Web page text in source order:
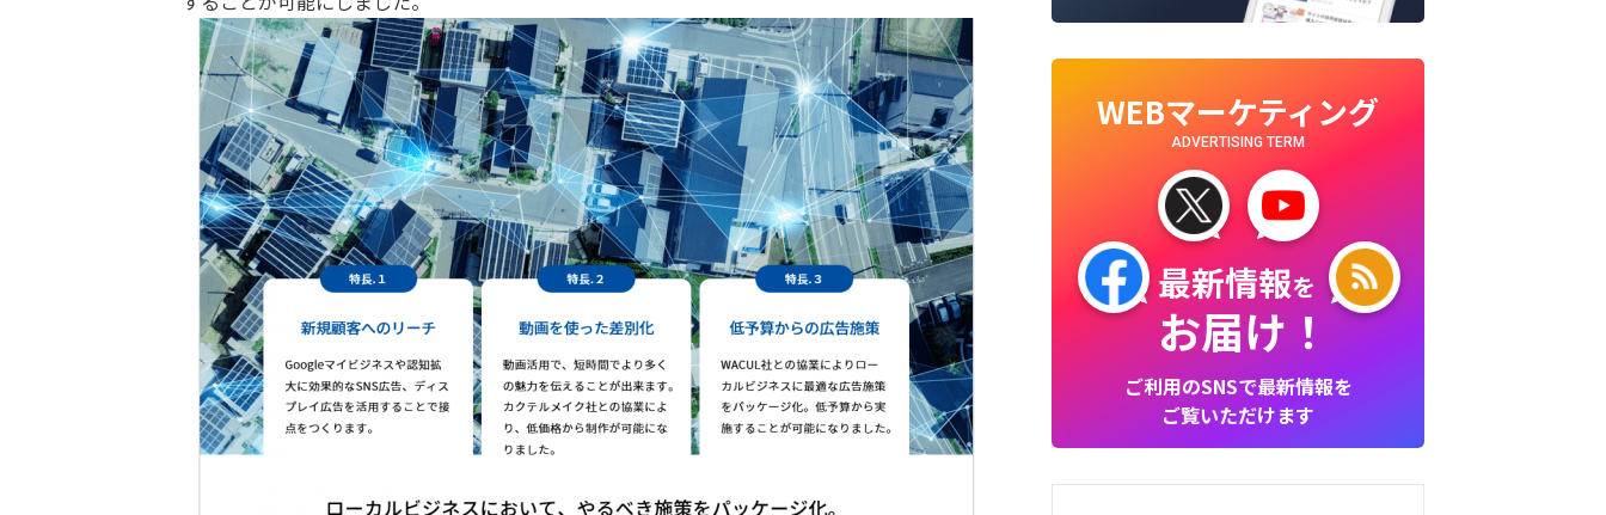
WEBマーケティング
ADVERTISING TERM
最新情報を
お届け！
ご利用のSNSで最新情報を
ご覧いただけます